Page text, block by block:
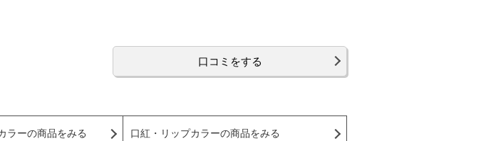
口コミをする
ラーの商品をみる 口紅・リップカラーの商品をみる